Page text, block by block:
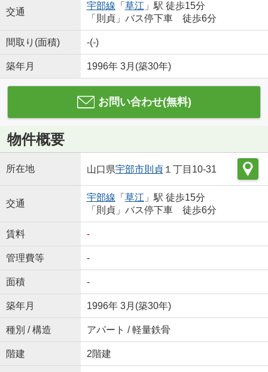
交通
宇部線 「 草江 」駅 徒歩15分
「則貞」バス停下車 徒歩6分
間取り(面積) -(-)
築年月 1996年 3月(築30年)
お問い合わせ(無料)
物件概要
所在地 山口県宇部市則貞１丁目10-31
交通
宇部線 「 草江 」駅 徒歩15分
「則貞」バス停下車 徒歩6分
賃料 -
管理費等 -
面積 -
築年月 1996年 3月(築30年)
種別 / 構造 アパート / 軽量鉄骨
階建 2階建